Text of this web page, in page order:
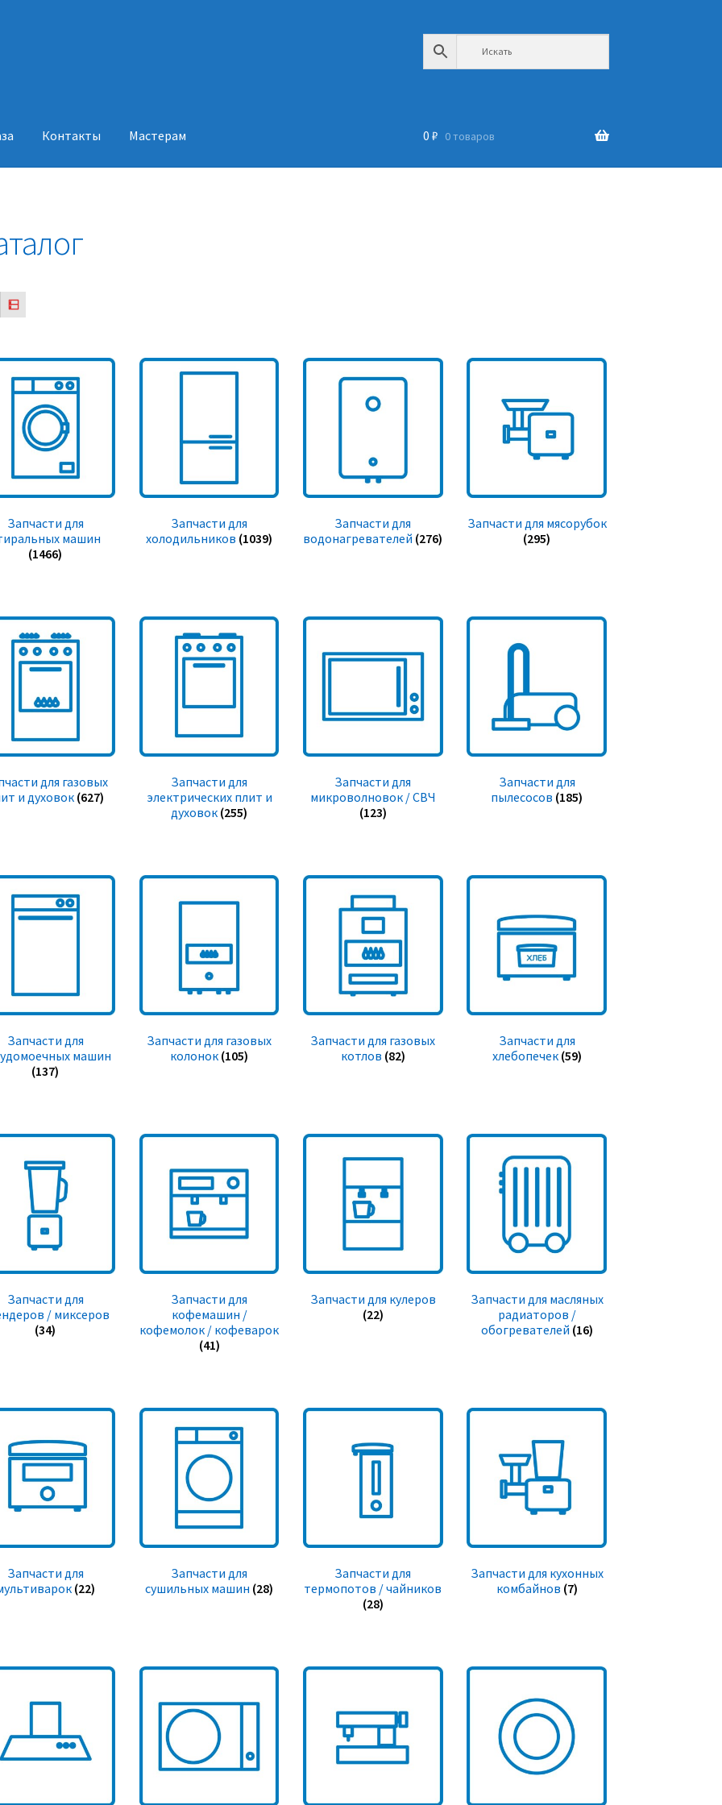
Контакты Мастерам 0 ₽ 0 товаров
Запчасти для
машин
(1466)
Запчасти для
холодильников (1039)
Запчасти для
водонагревателей (276)
Запчасти для мясорубок
(295)
для газовых
и духовок (627)
Запчасти для
электрических плит и
духовок (255)
Запчасти для
микроволновок / СВЧ
(123)
Запчасти для
пылесосов (185)
Запчасти для
машин
(137)
Запчасти для газовых
колонок (105)
Запчасти для газовых
котлов (82)
Запчасти для
хлебопечек (59)
Запчасти для
/ миксеров
(34)
Запчасти для
кофемашин /
кофемолок / кофеварок
(41)
Запчасти для кулеров
(22)
Запчасти для масляных
радиаторов /
обогревателей (16)
Запчасти для
(22)
Запчасти для
сушильных машин (28)
Запчасти для
термопотов / чайников
(28)
Запчасти для кухонных
комбайнов (7)